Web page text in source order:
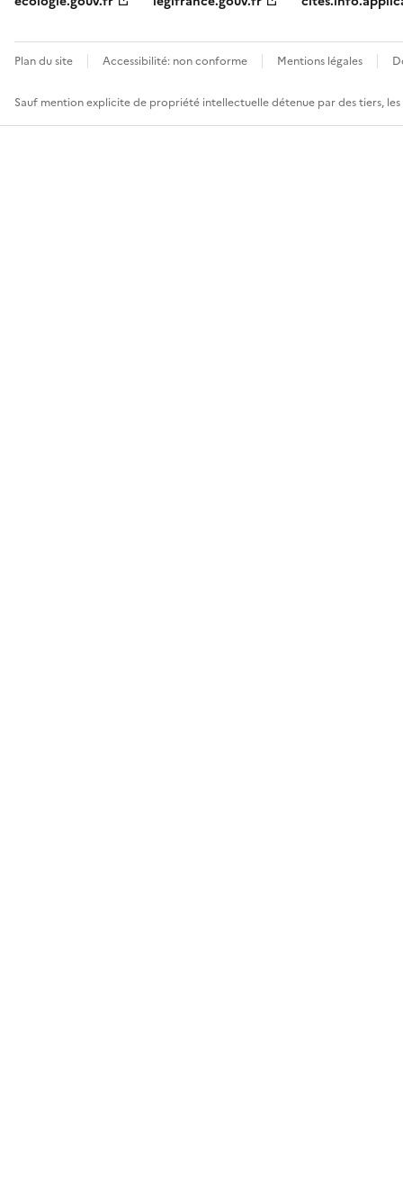
Plan du site Accessibilité: non conforme Mentions légales
Sauf mention explicite de propriété intellectuelle détenue par des tiers,